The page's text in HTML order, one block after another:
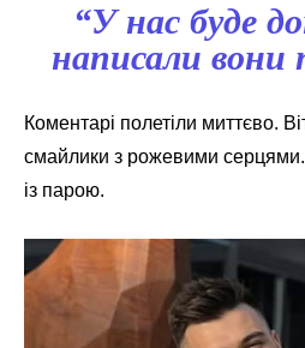
“У нас буде
написали вони
Коментарі полетіли миттєво.
смайлики з рожевими
із парою.